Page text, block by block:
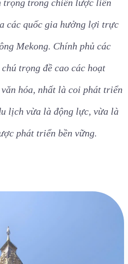
tại Khu tưởng niệm Chủ
Nachok (Bản Mạy), tỉnh
di tích lịch sử về Chủ tịch Hồ
đây được coi như một biểu
hai quốc gia Việt Nam –
Thái Lan
các quốc gia hưởng lợi trực
Mekong. Chính phủ các
trọng đề cao các hoạt